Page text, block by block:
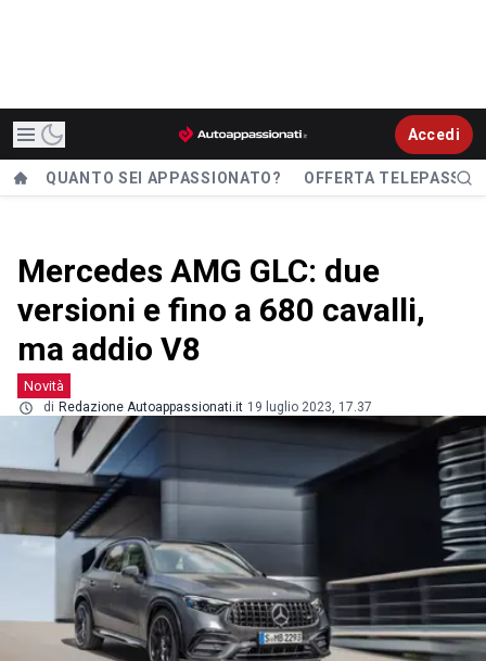
Accedi
QUANTO SEI APPASSIONATO? OFFERTA TELEPASS
Mercedes AMG GLC: due
versioni e fino a 680 cavalli,
ma addio V8
Novità
di Redazione Autoappassionati.it 19 luglio 2023, 17.37